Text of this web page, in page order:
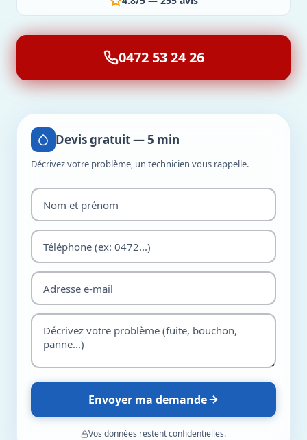
0472 53 24 26
Devis gratuit — 5 min
Décrivez votre problème, un technicien vous rappelle.
Envoyer ma demande
Vos données restent confidentielles.